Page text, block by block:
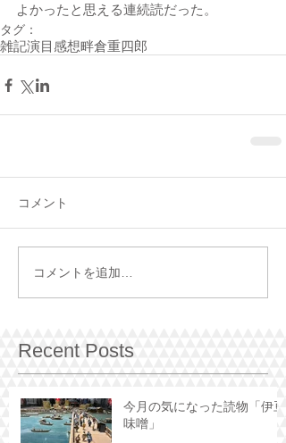
よかったと思える連続読だった。
タグ：
雑記演目 感想畔倉重四郎
コメント
コメントを追加…
Recent Posts
今月の気になった読物「伊豆
味噌」